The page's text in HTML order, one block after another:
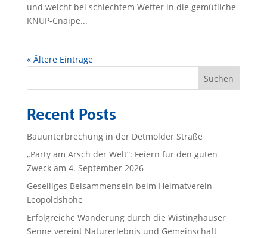
und weicht bei schlechtem Wetter in die gemütliche
KNUP-Cnaipe...
« Ältere Einträge
Suchen
Recent Posts
Bauunterbrechung in der Detmolder Straße
„Party am Arsch der Welt“: Feiern für den guten
Zweck am 4. September 2026
Geselliges Beisammensein beim Heimatverein
Leopoldshöhe
Erfolgreiche Wanderung durch die Wistinghauser
Senne vereint Naturerlebnis und Gemeinschaft